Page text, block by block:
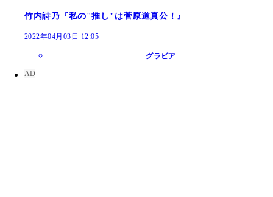
竹内詩乃『私の"推し"は菅原道真公！』
2022年04月03日 12:05
グラビア